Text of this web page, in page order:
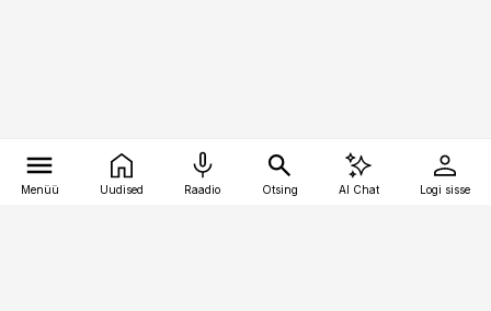
Menüü Uudised Raadio Otsing AI Chat Logi sisse